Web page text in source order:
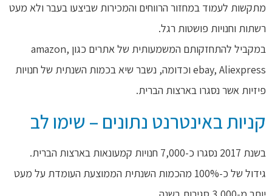
מתקשות לעמוד במחזור הרווחים והמכירות שביצעו בעבר ולא מעט
רשתות וחנויות פושטות רגל.
במקביל להתחזקותם המשמעותית של אתרים כגון amazon,
ebay, Aliexpress וכדומה, נשבר שיא בכמות השנתית של חנויות
פיזיות אשר נסגרו בארצות הברית.
קניות באינטרנט נתונים – שימו לב
בשנת 2017 נסגרו כ-7,000 חנויות קמעונאות בארצות הברית.
גידול של כ-100% מהכמות השנתית הממוצעת העומדת על מעט